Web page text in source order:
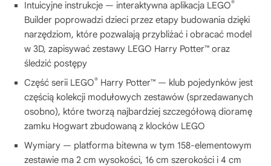
Intuicyjne instrukcje — interaktywna aplikacja LEGO®
Builder poprowadzi dzieci przez etapy budowania dzięki
narzędziom, które pozwalają przybliżać i obracać model
w 3D, zapisywać zestawy LEGO Harry Potter™ oraz
śledzić postępy
Część serii LEGO® Harry Potter™ — klub pojedynków jest
częścią kolekcji modułowych zestawów (sprzedawanych
osobno), które tworzą najbardziej szczegółową dioramę
zamku Hogwart zbudowaną z klocków LEGO
Wymiary — platforma bitewna w tym 158-elementowym
zestawie ma 2 cm wysokości, 16 cm szerokości i 4 cm